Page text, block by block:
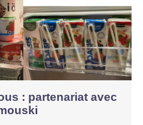
: partenariat avec